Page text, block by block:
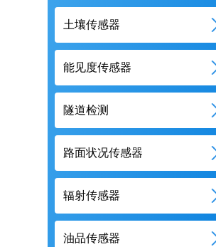
土壤传感器
能见度传感器
隧道检测
路面状况传感器
辐射传感器
油品传感器